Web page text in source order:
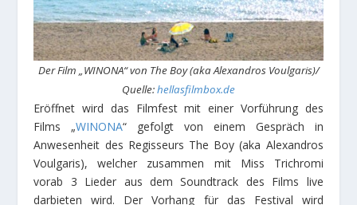
Der Film „WINONA“ von The Boy (aka Alexandros Voulgaris)/
Quelle:hellasfilmbox.de
Eröffnet wird das Filmfest mit einer Vorführung des
Films „WINONA“ gefolgt von einem Gespräch in
Anwesenheit des Regisseurs The Boy (aka Alexandros
Voulgaris), welcher zusammen mit Miss Trichromi
vorab 3 Lieder aus dem Soundtrack des Films live
darbieten wird. Der Vorhang für das Festival wird